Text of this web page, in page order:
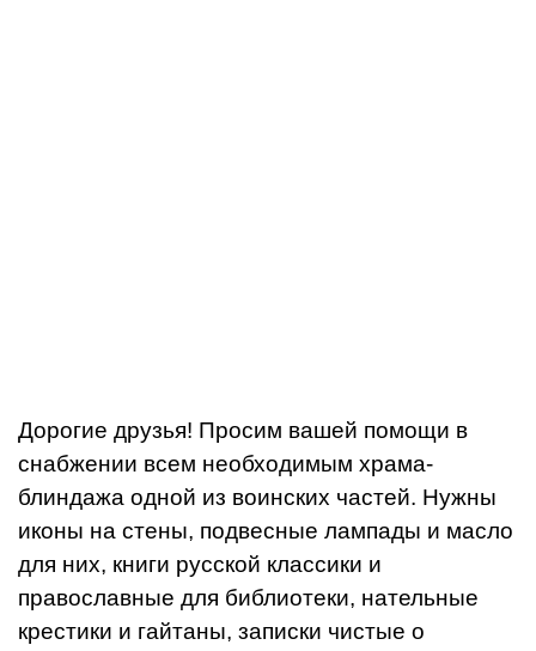
Дорогие друзья! Просим вашей помощи в
снабжении всем необходимым храма-
блиндажа одной из воинских частей. Нужны
иконы на стены, подвесные лампады и масло
для них, книги русской классики и
православные для библиотеки, нательные
крестики и гайтаны, записки чистые о